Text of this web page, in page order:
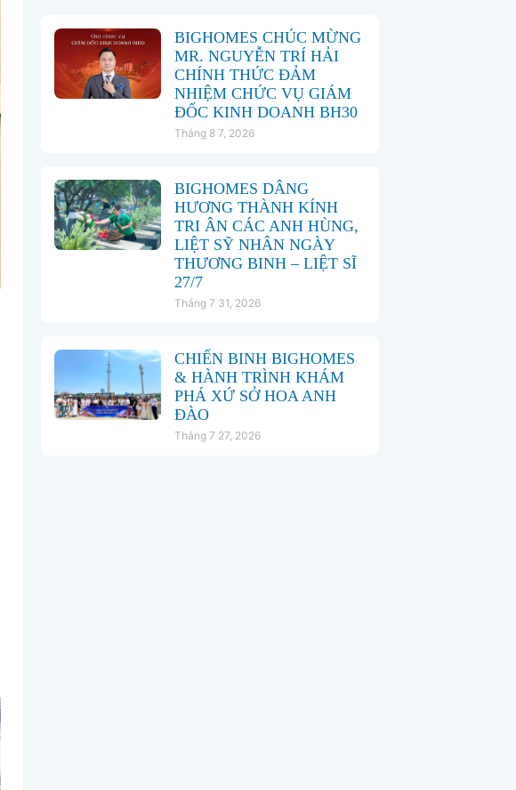
BIGHOMES CHÚC MỪNG
MR. NGUYỄN TRÍ HẢI
CHÍNH THỨC ĐẢM
NHIỆM CHỨC VỤ GIÁM
ĐỐC KINH DOANH BH30
Tháng 8 7, 2026
BIGHOMES DÂNG
HƯƠNG THÀNH KÍNH
TRI ÂN CÁC ANH HÙNG,
LIỆT SỸ NHÂN NGÀY
THƯƠNG BINH – LIỆT SĨ
27/7
Tháng 7 31, 2026
CHIẾN BINH BIGHOMES
& HÀNH TRÌNH KHÁM
PHÁ XỨ SỞ HOA ANH
ĐÀO
Tháng 7 27, 2026